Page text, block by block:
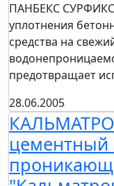
ПАНБЕКС
уплотнения
средства на
предотвращает
28.06.2005